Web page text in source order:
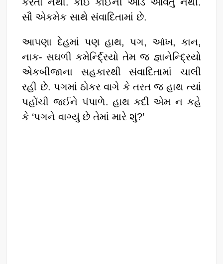
સૌ એકમેક સાથે સંવાદિતામાં છે.
આપણા દેહમાં પણ હાથ, પગ, આંખ, કાન,
નાક- સઘળી કમેર્ન્દિ્રયો તેમ જ જ્ઞાનેન્દ્રિયો
એકબીજાના સહકારથી સંવાદિતામાં ચાલી
રહી છે. પગમાં ઠોકર વાગે કે તરત જ હાથ ત્યાં
પહોંચી જઈને પંપાળે. હાથ કદી એમ ન કહે
કે ‘પગને વાગ્યું છે તેમાં મારે શું?’